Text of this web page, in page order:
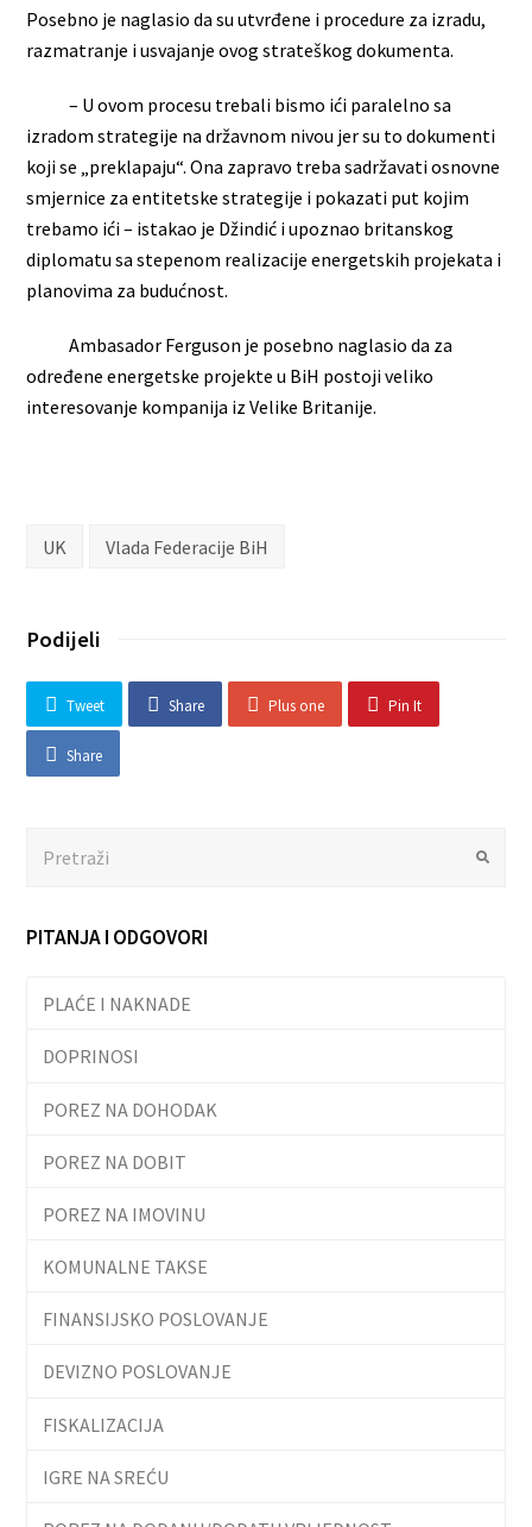
Posebno je naglasio da su utvrđene i procedure za izradu,
razmatranje i usvajanje ovog strateškog dokumenta.
– U ovom procesu trebali bismo ići paralelno sa
izradom strategije na državnom nivou jer su to dokumenti
koji se „preklapaju“. Ona zapravo treba sadržavati osnovne
smjernice za entitetske strategije i pokazati put kojim
trebamo ići – istakao je Džindić i upoznao britanskog
diplomatu sa stepenom realizacije energetskih projekata i
planovima za budućnost.
Ambasador Ferguson je posebno naglasio da za
određene energetske projekte u BiH postoji veliko
interesovanje kompanija iz Velike Britanije.
UK Vlada Federacije BiH
Podijeli
Tweet Share Plus one Pin It
Share
Submit
PITANJA I ODGOVORI
PLAĆE I NAKNADE
DOPRINOSI
POREZ NA DOHODAK
POREZ NA DOBIT
POREZ NA IMOVINU
KOMUNALNE TAKSE
FINANSIJSKO POSLOVANJE
DEVIZNO POSLOVANJE
FISKALIZACIJA
IGRE NA SREĆU